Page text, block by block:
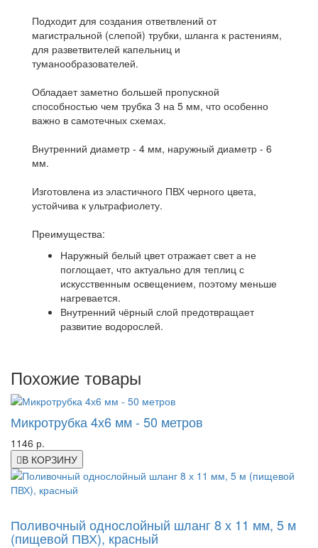
Подходит для создания ответвлений от
магистральной (слепой) трубки, шланга к растениям,
для разветвителей капельниц и
туманообразователей.
Обладает заметно большей пропускной
способностью чем трубка 3 на 5 мм, что особенно
важно в самотечных схемах.
Внутренний диаметр - 4 мм, наружный диаметр - 6
мм.
Изготовлена из эластичного ПВХ черного цвета,
устойчива к ультрафиолету.
Преимущества:
Наружный белый цвет отражает свет а не
поглощает, что актуально для теплиц с
искусственным освещением, поэтому меньше
нагревается.
Внутренний чёрный слой предотвращает
развитие водорослей.
Похожие товары
Микротрубка 4х6 мм - 50 метров
1146 р.
В КОРЗИНУ
Поливочный однослойный шланг 8 х 11 мм, 5 м
(пищевой ПВХ), красный